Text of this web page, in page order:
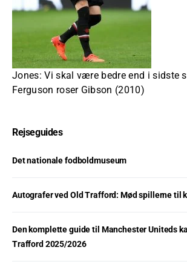
Jones: Vi skal være bedre end i sidste
Ferguson roser Gibson (2010)
Rejseguides
Det nationale fodboldmuseum
Autografer ved Old Trafford: Mød spillerne til
Den komplette guide til Manchester Uniteds
Trafford 2025/2026